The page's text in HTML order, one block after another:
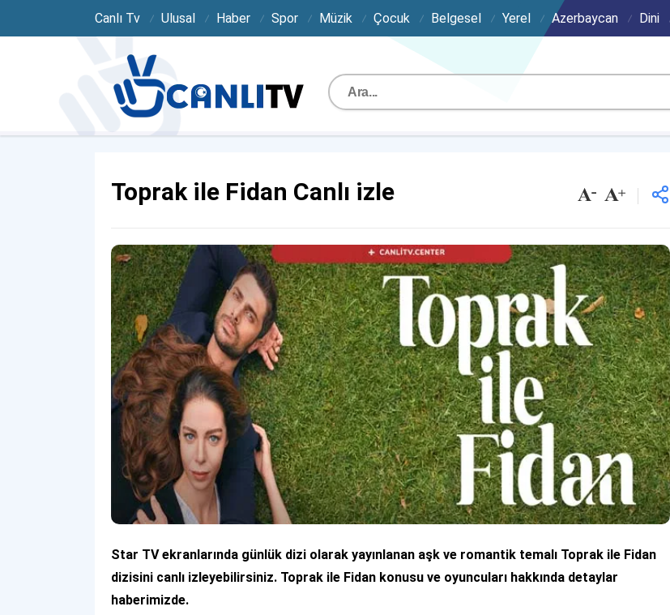
Canlı Tv Ulusal Haber Spor Müzik Çocuk Belgesel Yerel Azerbaycan Dini
Toprak ile Fidan Canlı izle
Star TV ekranlarında günlük dizi olarak yayınlanan aşk ve romantik temalı Toprak ile Fidan
dizisini canlı izleyebilirsiniz. Toprak ile Fidan konusu ve oyuncuları hakkında detaylar
haberimizde.